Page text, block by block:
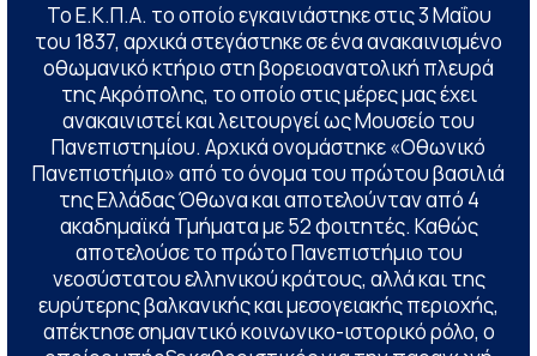
Το Ε.Κ.Π.Α. το οποίο εγκαινιάστηκε στις 3 Μαΐου
του 1837, αρχικά στεγάστηκε σε ένα ανακαινισμένο
οθωμανικό κτήριο στη βορειοανατολική πλευρά
της Ακρόπολης, το οποίο στις μέρες μας έχει
ανακαινιστεί και λειτουργεί ως Μουσείο του
Πανεπιστημίου. Αρχικά ονομάστηκε «Οθωνικό
Πανεπιστήμιο» από το όνομα του πρώτου βασιλιά
της Ελλάδας Όθωνα και αποτελούνταν από 4
ακαδημαϊκά Τμήματα με 52 φοιτητές. Καθώς
αποτελούσε το πρώτο Πανεπιστήμιο του
νεοσύστατου ελληνικού κράτους, αλλά και της
ευρύτερης βαλκανικής και μεσογειακής περιοχής,
απέκτησε σημαντικό κοινωνικο-ιστορικό ρόλο, ο